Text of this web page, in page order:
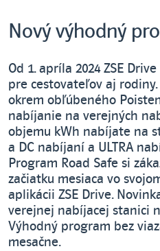
Nový výhodný
Od 1. apríla 2024 ZSE
pre cestovateľov aj
okrem obľúbeného
nabíjanie na verejných
objemu kWh nabíjate na
a DC nabíjaní a ULTRA
Program Road Safe si
začiatku mesiaca vo
aplikácii ZSE Drive.
verejnej nabíjacej stanici
Výhodný program bez
mesačne.